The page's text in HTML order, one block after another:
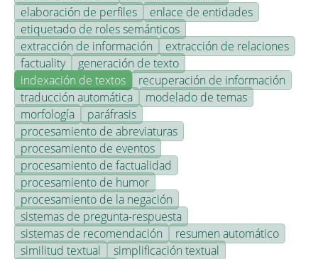
elaboración de perfiles
enlace de entidades
etiquetado de roles semánticos
extracción de información
extracción de relaciones
factuality
generación de texto
indexación de textos
recuperación de información
traducción automática
modelado de temas
morfología
paráfrasis
procesamiento de abreviaturas
procesamiento de eventos
procesamiento de factualidad
procesamiento de humor
procesamiento de la negación
sistemas de pregunta-respuesta
sistemas de recomendación
resumen automático
similitud textual
simplificación textual